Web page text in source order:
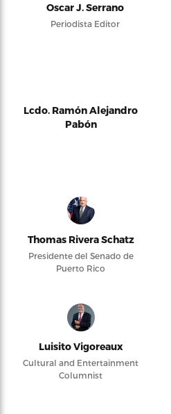
Oscar J. Serrano
Periodista Editor
Lcdo. Ramón Alejandro
Pabón
Thomas Rivera Schatz
Presidente del Senado de
Puerto Rico
Luisito Vigoreaux
Cultural and Entertainment
Columnist